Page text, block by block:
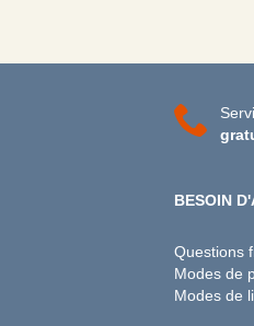
BESOIN
Questions
Modes de
Modes de